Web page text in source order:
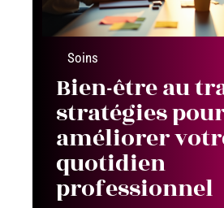
Soins
Bien-être au
stratégies
améliorer
quotidien
professionnel